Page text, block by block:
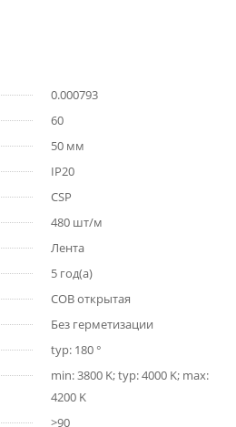
0.000793
60
50 мм
IP20
CSP
480 шт/м
Лента
5 год(а)
COB открытая
Без герметизации
typ: 180 °
min: 3800 K; typ: 4000 K; max:
4200 K
>90